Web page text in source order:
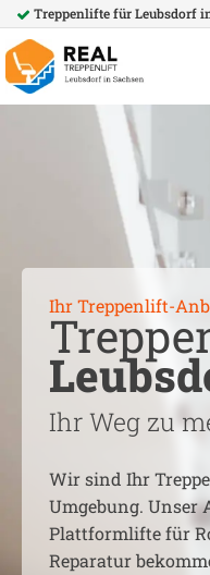
Treppenlifte fürLeubsdorf
Ihr Treppenlift-
Ihr Weg zu
Wir sind Ihr
Umgebung. Unser
Plattformlifte für
Reparatur